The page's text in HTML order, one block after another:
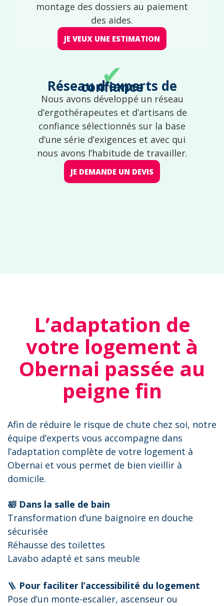
montage des dossiers au paiement
des aides.
JE VEUX UNE ESTIMATION
✔
Réseau d'experts de confiance
Nous avons développé un réseau
d’ergothérapeutes et d’artisans de
confiance sélectionnés sur la base
d’une série d’exigences et avec qui
nous avons l’habitude de travailler.
JE DEMANDE UN DEVIS
L’adaptation de
votre logement à
Obernai passée au
peigne fin
Afin de réduire le risque de chute chez soi, notre
équipe d’experts vous accompagne dans
l’adaptation complète de votre logement à
Obernai et vous permet de bien vieillir à
domicile.
🛀 Dans la salle de bain
Transformation d’une baignoire en douche
sécurisée
Réhausse des toilettes
Lavabo adapté et sans meuble
🪜 Pour faciliter l’accessibilité du logement
Pose d’un monte-escalier, ascenseur ou